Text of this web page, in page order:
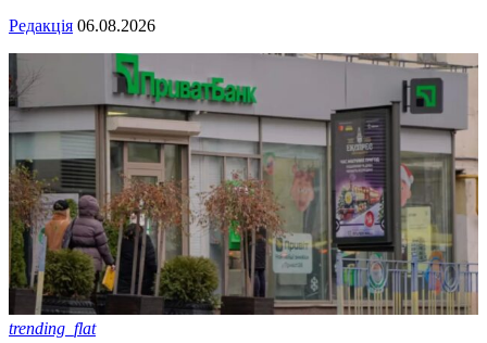
Редакція 06.08.2026
trending_flat